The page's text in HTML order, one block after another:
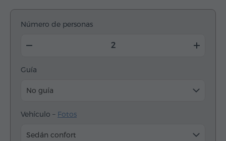
Número de personas
Guía
No guía
Vehículo – Fotos
Sedán confort